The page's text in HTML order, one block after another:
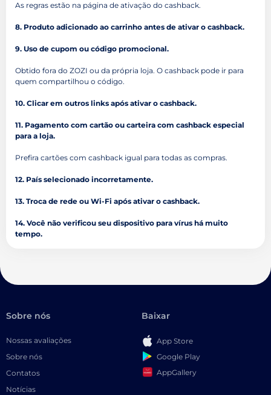
As regras estão na página de ativação do cashback.
8. Produto adicionado ao carrinho antes de ativar o cashback.
9. Uso de cupom ou código promocional.
Obtido fora do ZOZI ou da própria loja. O cashback pode ir para
quem compartilhou o código.
10. Clicar em outros links após ativar o cashback.
11. Pagamento com cartão ou carteira com cashback especial
para a loja.
Prefira cartões com cashback igual para todas as compras.
12. País selecionado incorretamente.
13. Troca de rede ou Wi-Fi após ativar o cashback.
14. Você não verificou seu dispositivo para vírus há muito
tempo.
Sobre nós
Nossas avaliações
Sobre nós
Contatos
Notícias
Baixar
App Store
Google Play
AppGallery